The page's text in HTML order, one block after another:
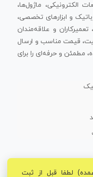
الکترونیکی، ماژول‌ها،
و ابزارهای تخصصی،
و علاقه‌مندان
قیمت مناسب و ارسال
مطمئن و حرفه‌ای را برای
لطفا قبل از ثبت